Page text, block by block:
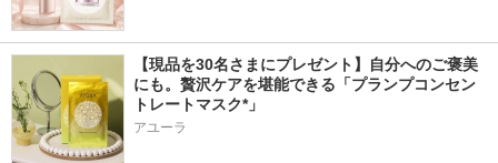
【現品を30名さまにプレゼント】自分へのご褒美
にも。贅沢ケアを堪能できる「プランプコンセン
トレートマスク*」
アユーラ